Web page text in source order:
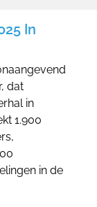
In
dat
in
1.900
in de